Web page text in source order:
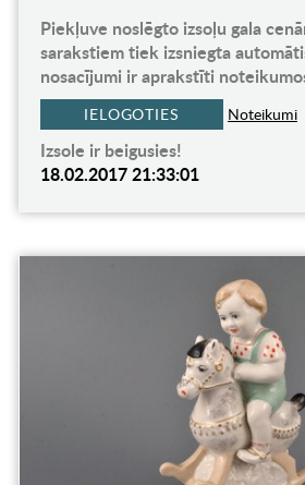
Piekļuve noslēgto izsoļu gala
sarakstiem tiek izsniegta
nosacījumi ir aprakstīti
IELOGOTIES Noteikumi
Izsole ir beigusies!
18.02.2017 21:33:01